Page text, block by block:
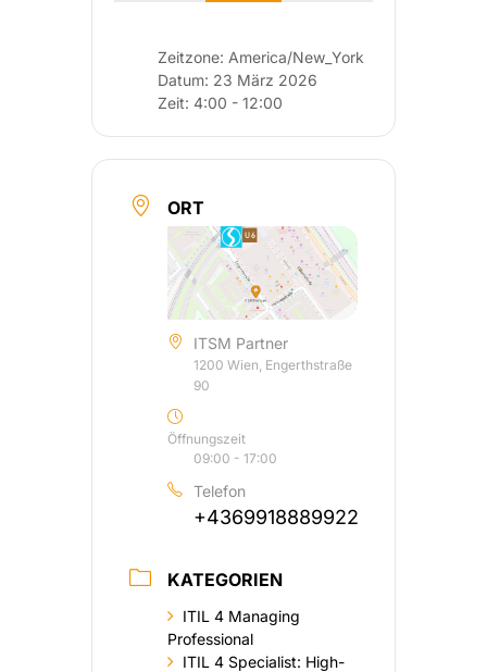
Zeitzone: America/New_York
Datum: 23 März 2026
Zeit: 4:00 - 12:00
ORT
ITSM Partner
1200 Wien, Engerthstraße
90
Öffnungszeit
09:00 - 17:00
Telefon
+4369918889922
KATEGORIEN
ITIL 4 Managing
Professional
ITIL 4 Specialist: High-